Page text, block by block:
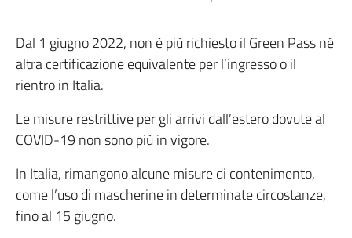
Dal 1 giugno 2022, non è più richiesto il Green Pass né
altra certificazione equivalente per l’ingresso o il
rientro in Italia.
Le misure restrittive per gli arrivi dall’estero dovute al
COVID-19 non sono più in vigore.
In Italia, rimangono alcune misure di contenimento,
come l’uso di mascherine in determinate circostanze,
fino al 15 giugno.